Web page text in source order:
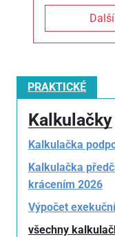
PRAKTICKÉ
Kalkulačky
Kalkulačka
Kalkulačka
krácením 2026
Výpočet
všechny